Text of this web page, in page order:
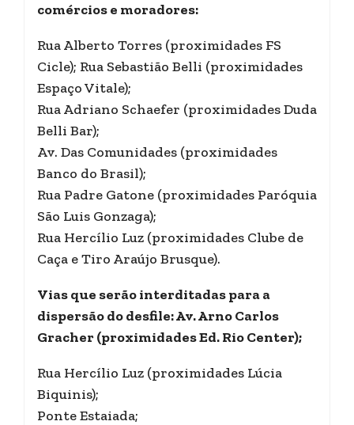
comércios e moradores:
Rua Alberto Torres (proximidades FS
Cicle); Rua Sebastião Belli (proximidades
Espaço Vitale);
Rua Adriano Schaefer (proximidades Duda
Belli Bar);
Av. Das Comunidades (proximidades
Banco do Brasil);
Rua Padre Gatone (proximidades Paróquia
São Luis Gonzaga);
Rua Hercílio Luz (proximidades Clube de
Caça e Tiro Araújo Brusque).
Vias que serão interditadas para a
dispersão do desfile: Av. Arno Carlos
Gracher (proximidades Ed. Rio Center);
Rua Hercílio Luz (proximidades Lúcia
Biquinis);
Ponte Estaiada;